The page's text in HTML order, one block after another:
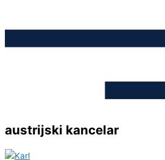
austrijski kancelar